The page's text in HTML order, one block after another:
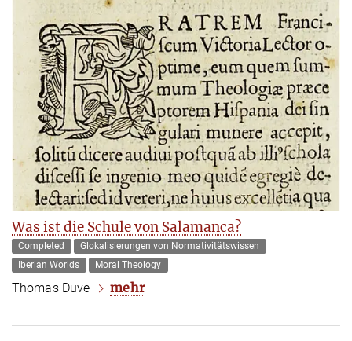
Was ist die Schule von Salamanca?
Completed
Glokalisierungen von Normativitätswissen
Iberian Worlds
Moral Theology
Thomas Duve mehr